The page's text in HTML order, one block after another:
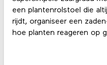
een plantenrolstoel die
rijdt, organiseer een
hoe planten reageren op